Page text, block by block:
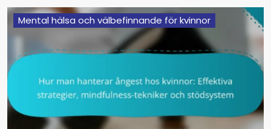
Mental hälsa och välbefinnande för kvinnor